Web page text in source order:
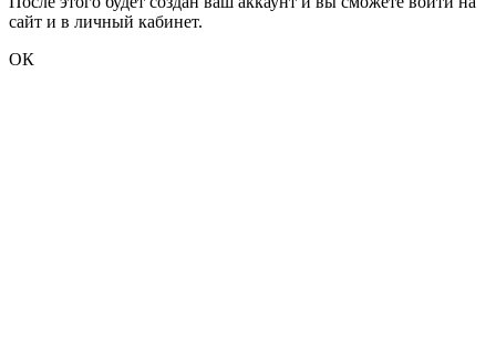
сайт и в личный кабинет.
ОК